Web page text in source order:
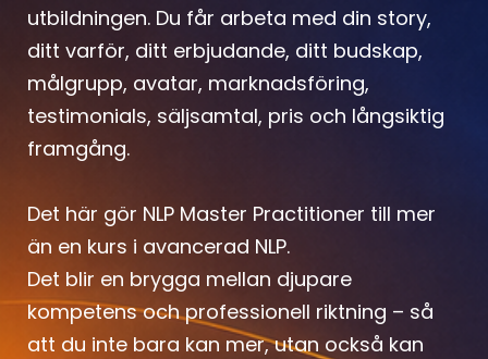
utbildningen. Du får arbeta med din story,
ditt varför, ditt erbjudande, ditt budskap,
målgrupp, avatar, marknadsföring,
testimonials, säljsamtal, pris och långsiktig
framgång.
Det här gör NLP Master Practitioner till mer
än en kurs i avancerad NLP.
Det blir en brygga mellan djupare
kompetens och professionell riktning – så
att du inte bara kan mer, utan också kan